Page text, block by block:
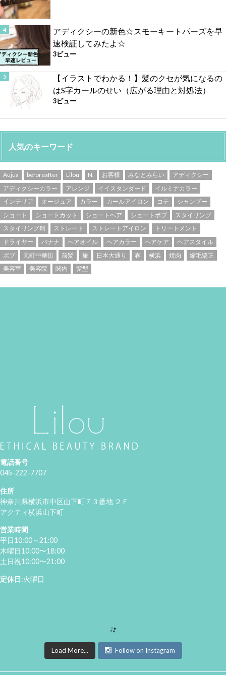
アディクシーの新色☆スモーキートパーズを早
速検証してみたよ☆
3ビュー
【イラストでわかる！】髪のクセが気になるの
はS字カールのせい（広がる理由と対処法）
3ビュー
人気のキーワード
Aujua beforeafter Lilou N. お客様 みなとみらい
アディクシー
アディクシーカラー
アレンジ イイスタンダード
イルミナカラー
インテリア
オージュア カラー カールアイロン コテ
シャンプー
ショート
ショートカット ショートヘア ショートボブ
スタイリング
スタイリング剤
ストレート ストレートアイロン
トリートメント
ドライヤー
バナナ ヘアオイル ヘアカラー ヘアケア
ヘアスタイル
ボブ
元町中華街 前髪 旅 日本大通り 春 横浜 焼肉
縮毛矯正
美容室
美容院 関内 髪型
電話番号
045-222-7707
住所
神奈川県横浜市中区山下町７３番地 ２Ｆ
アクティ横浜山下町
営業時間
平日10:00～21:00
木曜日10:00〜18:00
土日祝10:00〜21:00
定休日:火曜日
Load More... Follow on Instagram